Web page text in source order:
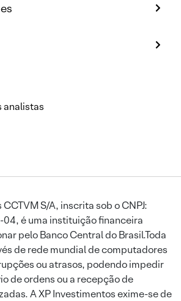
analistas
S/A, inscrita sob o CNPJ:
é uma instituição financeira
pelo Banco Central do Brasil.Toda
de rede mundial de computadores
ou atrasos, podendo impedir
de ordens ou a recepção de
A XP Investimentos exime-se de